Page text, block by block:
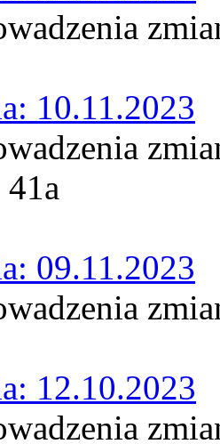
10.11.2023
09.11.2023
12.10.2023